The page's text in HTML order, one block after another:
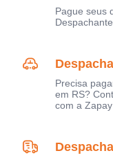
Pague seus
Precisa
em RS?
com a